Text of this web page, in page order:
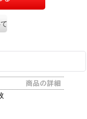
問い合わせる